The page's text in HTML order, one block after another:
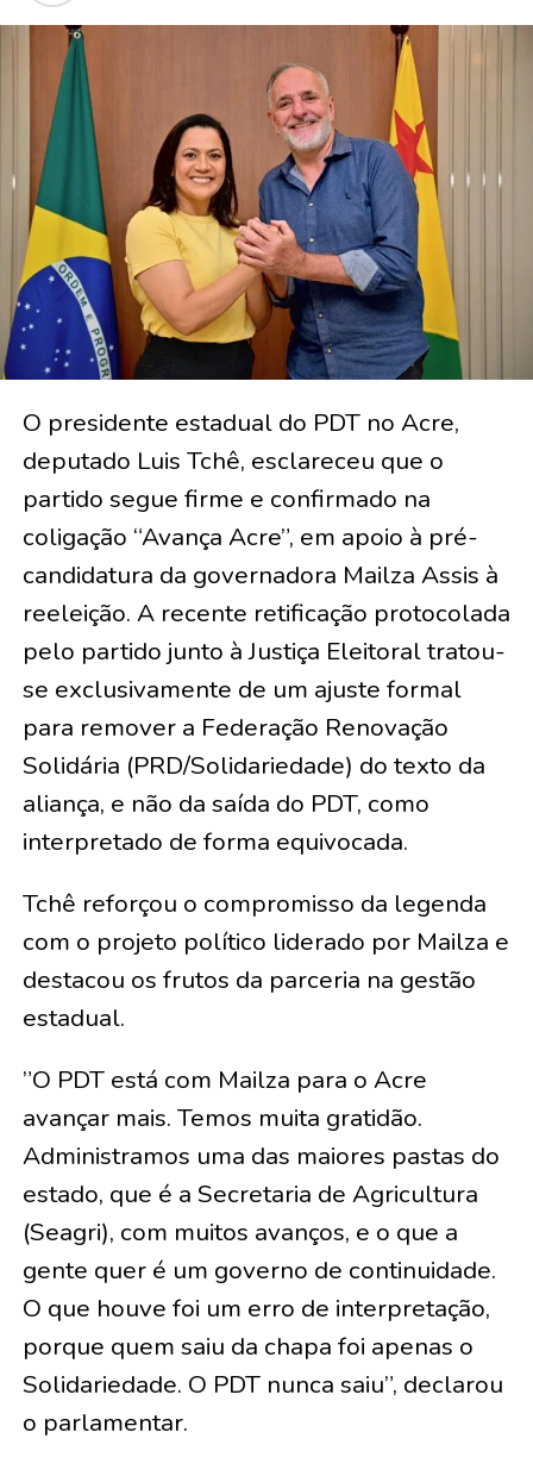
O presidente estadual do PDT no Acre,
deputado Luis Tchê, esclareceu que o
partido segue firme e confirmado na
coligação “Avança Acre”, em apoio à pré-
candidatura da governadora Mailza Assis à
reeleição. A recente retificação protocolada
pelo partido junto à Justiça Eleitoral tratou-
se exclusivamente de um ajuste formal
para remover a Federação Renovação
Solidária (PRD/Solidariedade) do texto da
aliança, e não da saída do PDT, como
interpretado de forma equivocada.
​Tchê reforçou o compromisso da legenda
com o projeto político liderado por Mailza e
destacou os frutos da parceria na gestão
estadual.
​”O PDT está com Mailza para o Acre
avançar mais. Temos muita gratidão.
Administramos uma das maiores pastas do
estado, que é a Secretaria de Agricultura
(Seagri), com muitos avanços, e o que a
gente quer é um governo de continuidade.
O que houve foi um erro de interpretação,
porque quem saiu da chapa foi apenas o
Solidariedade. O PDT nunca saiu”, declarou
o parlamentar.